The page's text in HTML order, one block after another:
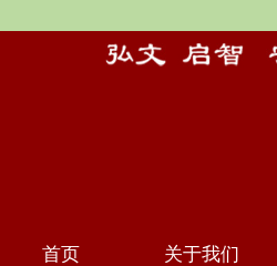
首页 关于我们